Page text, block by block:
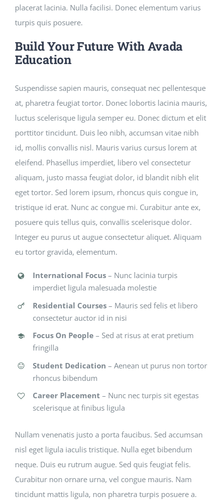
placerat lacinia. Nulla facilisi. Donec elementum varius
turpis quis posuere.
Build Your Future With Avada
Education
Suspendisse sapien mauris, consequat nec pellentesque
at, pharetra feugiat tortor. Donec lobortis lacinia mauris,
luctus scelerisque ligula semper eu. Donec dictum et elit
porttitor tincidunt. Duis leo nibh, accumsan vitae nibh
id, mollis convallis nisl. Mauris varius cursus lorem at
eleifend. Phasellus imperdiet, libero vel consectetur
aliquam, justo massa feugiat dolor, id blandit nibh elit
eget tortor. Sed lorem ipsum, rhoncus quis congue in,
tristique id erat. Nunc ac congue mi. Curabitur ante ex,
posuere quis tellus quis, convallis scelerisque dolor.
Integer eu purus ut augue consectetur aliquet. Aliquam
eu tortor gravida, elementum.
International Focus – Nunc lacinia turpis
imperdiet ligula malesuada molestie
Residential Courses – Mauris sed felis et libero
consectetur auctor id in nisi
Focus On People – Sed at risus at erat pretium
fringilla
Student Dedication – Aenean ut purus non tortor
rhoncus bibendum
Career Placement – Nunc nec turpis sit egestas
scelerisque at finibus ligula
Nullam venenatis justo a porta faucibus. Sed accumsan
nisl eget ligula iaculis tristique. Nulla eget bibendum
neque. Duis eu rutrum augue. Sed quis feugiat felis.
Curabitur non ornare urna, vel congue mauris. Nam
tincidunt mattis ligula, non pharetra turpis posuere a.